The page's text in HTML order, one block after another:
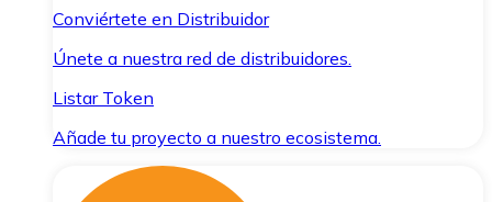
Conviértete en Distribuidor
Únete a nuestra red de distribuidores.
Listar Token
Añade tu proyecto a nuestro ecosistema.